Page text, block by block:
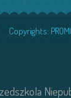
Copyrights: